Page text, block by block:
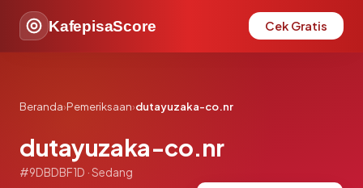
KafepisaScore Cek Gratis
Beranda›Pemeriksaan›dutayuzaka-co.nr
dutayuzaka-co.nr
#9DBDBF1D · Sedang